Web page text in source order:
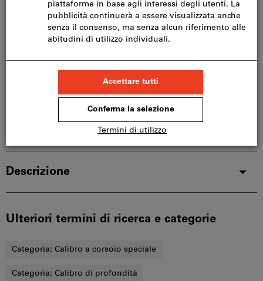
Questo articolo si ordina direttamente dal
produttore, poiché non fa parte del nostro catalogo
e pertanto non è disponibile a magazzino. Info
Dettagli prodotto
Descrizione
Ulteriori termini di ricerca e categorie
Categoria: Calibro a corsoio speciale
Categoria: Calibro di profondità